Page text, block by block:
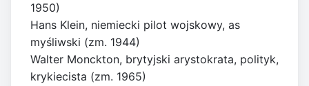
1950)
Hans Klein, niemiecki pilot wojskowy, as
myśliwski (zm. 1944)
Walter Monckton, brytyjski arystokrata, polityk,
krykiecista (zm. 1965)